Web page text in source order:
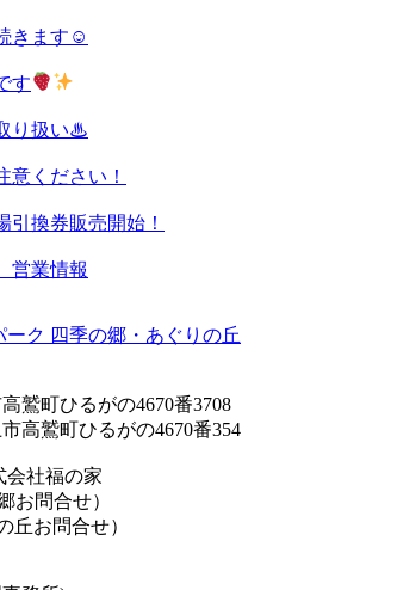
きます☺
す
り扱い♨
意ください！
換券販売開始！
営業情報
鷲町ひるがの4670番3708
高鷲町ひるがの4670番354
社福の家
お問合せ）
お問合せ）